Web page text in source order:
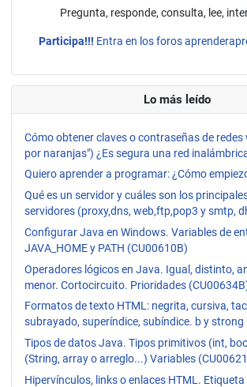
Pregunta, responde, consulta, lee,
Participa!!! Entra en los foros
Lo más leído
Cómo obtener claves o contraseñas de
por naranjas") ¿Es segura una red
Quiero aprender a programar: ¿Cómo
Qué es un servidor y cuáles son los
servidores (proxy,dns, web,ftp,pop3 y smtp,
Configurar Java en Windows. Variables de
JAVA_HOME y PATH (CU00610B)
Operadores lógicos en Java. Igual, distinto,
menor. Cortocircuito. Prioridades
Formatos de texto HTML: negrita, cursiva,
subrayado, superíndice, subíndice. b y strong
Tipos de datos Java. Tipos primitivos (int,
(String, array o arreglo...) Variables
Hipervínculos, links o enlaces HTML.